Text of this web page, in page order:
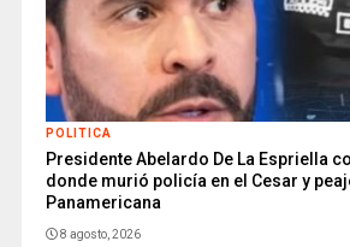
POLITICA
Presidente Abelardo De La Espriella
donde murió policía en el Cesar y
Panamericana
8 agosto, 2026